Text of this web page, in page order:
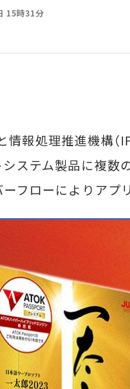
15時31分
報処理推進機構（
ステム製品に複数
フローによりアプ